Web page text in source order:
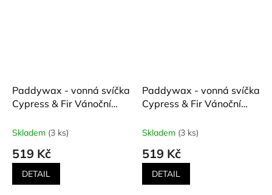
Paddywax - vonná svíčka
Cypress & Fir Vánoční
a pryskyřice) 198 g
Skladem (3 ks)
519 Kč
DETAIL
Paddywax - vonná svíčka
Cypress & Fir Vánoční
pryskyřice) 198 g
Skladem (3 ks)
519 Kč
DETAIL